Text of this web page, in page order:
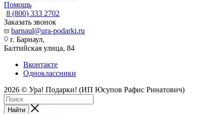
Помощь
8 (800) 333 2702
Заказать звонок
barnaul@ura-podarki.ru
г. Барнаул,
Балтийская улица, 84
Вконтакте
Одноклассники
2026 © Ура! Подарки! (ИП Юсупов Рафис Ринатович)
Найти